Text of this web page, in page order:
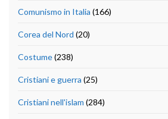
Comunismo in Italia (166)
Corea del Nord (20)
Costume(238)
Cristiani e guerra (25)
Cristiani nell'islam (284)